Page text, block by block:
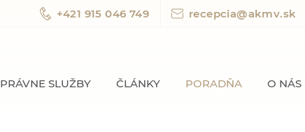
+421 915 046 749 recepcia@akmv.sk
PRÁVNE SLUŽBY ČLÁNKY PORADŇA O NÁS